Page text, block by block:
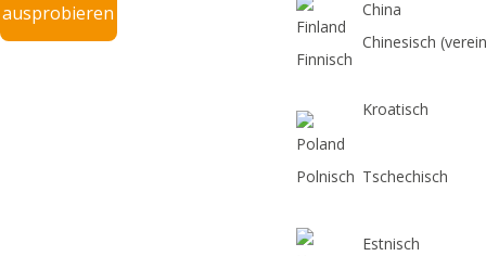
Finnisch
Polnisch
Chinesisch
Kroatisch
Tschechisch
Estnisch
ausprobieren